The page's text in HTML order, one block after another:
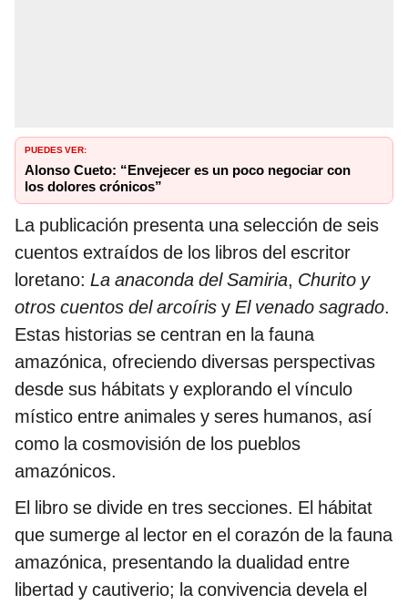
PUEDES VER:
Alonso Cueto: “Envejecer es un poco negociar con
los dolores crónicos”
La publicación presenta una selección de seis
cuentos extraídos de los libros del escritor
loretano: La anaconda del Samiria, Churito y
otros cuentos del arcoíris y El venado sagrado.
Estas historias se centran en la fauna
amazónica, ofreciendo diversas perspectivas
desde sus hábitats y explorando el vínculo
místico entre animales y seres humanos, así
como la cosmovisión de los pueblos
amazónicos.
El libro se divide en tres secciones. El hábitat
que sumerge al lector en el corazón de la fauna
amazónica, presentando la dualidad entre
libertad y cautiverio; la convivencia devela el